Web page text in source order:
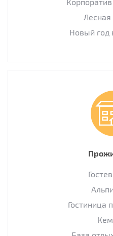
Лесная
Новый год
Гостиница